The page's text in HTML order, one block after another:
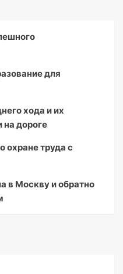
для
хода и их
на дороге
охране труда с
в Москву и обратно